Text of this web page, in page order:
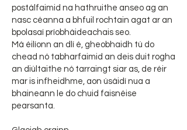
postálfaimid na hathruithe anseo ag an
nasc céanna a bhfuil rochtain agat ar an
bpolasaí príobháideachais seo.
Má éilíonn an dlí é, gheobhaidh tú do
chead nó tabharfaimid an deis duit rogha
an diúltaithe nó tarraingt siar as, de réir
mar is infheidhme, aon úsáidí nua a
bhaineann le do chuid faisnéise
pearsanta.